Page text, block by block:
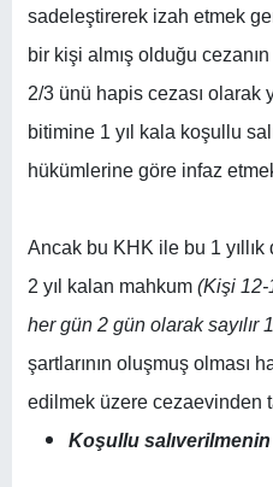
sadeleştirerek izah etmek
bir kişi almış olduğu
2/3 ünü hapis cezası olarak
bitimine 1 yıl kala koşullu
hükümlerine göre infaz
Ancak bu KHK ile bu 1 yıllık
2 yıl kalan mahkum (Kişi 12-
her gün 2 gün olarak sayılır
şartlarının oluşmuş olması
edilmek üzere cezaevinden
Koşullu salıverilmenin